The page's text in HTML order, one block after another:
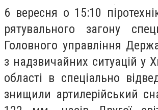
6 вересня о 15:10
рятувального загону
Головного управління
з надзвичайних ситуацій у
області в спеціально
знищили артилерійський